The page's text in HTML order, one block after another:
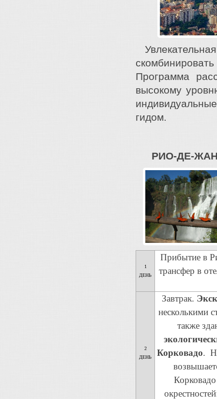
Программа
высокому
гидом.
РИО-ДЕ-
1
ДЕНЬ
Прибытие в
трансфер в
2
ДЕНЬ
Завтрак.
несколькими
также
Корковадо.